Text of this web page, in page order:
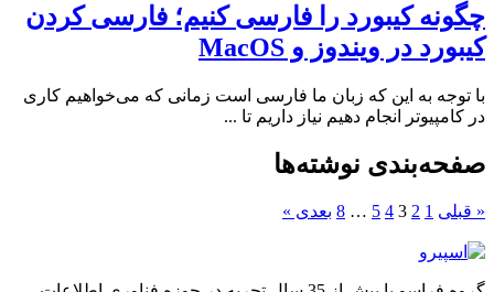
چگونه کیبورد را فارسی کنیم؛ فارسی کردن
کیبورد در ویندوز و MacOS
با توجه به این که زبان ما فارسی است زمانی که می‌خواهیم کاری
در کامپیوتر انجام دهیم نیاز داریم تا ...
صفحه‌بندی نوشته‌ها
« قبلی 1
2
3
4
5
…
8 بعدی »